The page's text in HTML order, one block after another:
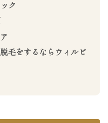
ク
毛をするならウィルビ